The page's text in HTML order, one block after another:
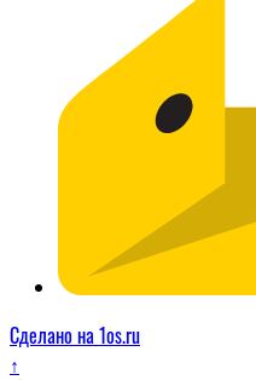
Сделано на 1os.ru
↑